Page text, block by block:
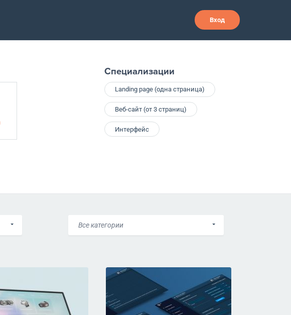
Вход
Специализации
Landing page (одна страница)
Веб-сайт (от 3 страниц)
Интерфейс
Все категории